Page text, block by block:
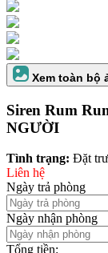
Xem toàn bộ
Siren Rum
NGƯỜI
Tình trạng: Đặt
Liên hệ
Ngày trả phòng
Ngày nhận phòng
Tổng tiền: